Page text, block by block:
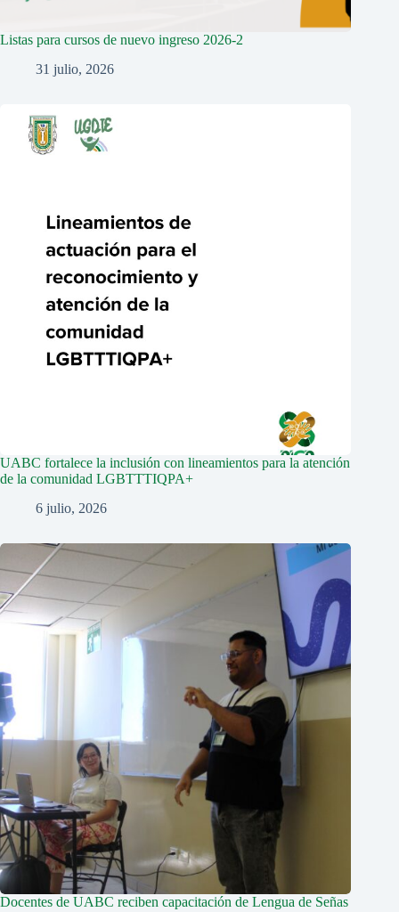
Listas para cursos de nuevo ingreso 2026-2
31 julio, 2026
UABC fortalece la inclusión con lineamientos para la atención
de la comunidad LGBTTTIQPA+
6 julio, 2026
Docentes de UABC reciben capacitación de Lengua de Señas